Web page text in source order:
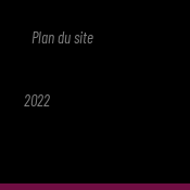
Plan du site
2022